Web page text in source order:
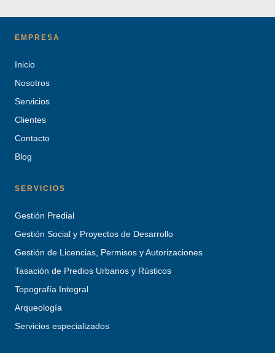
EMPRESA
Inicio
Nosotros
Servicios
Clientes
Contacto
Blog
SERVICIOS
Gestión Predial
Gestión Social y Proyectos de Desarrollo
Gestión de Licencias, Permisos y Autorizaciones
Tasación de Predios Urbanos y Rústicos
Topografía Integral
Arqueología
Servicios especializados